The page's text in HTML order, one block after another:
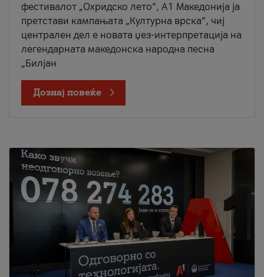
фестивалот „Охридско лето“, А1 Македонија ја
претстави кампањата „Културна врска“, чиј
централен дел е новата џез-интерпретација на
легендарната македонска народна песна
„Билјан
Дознај повеќе